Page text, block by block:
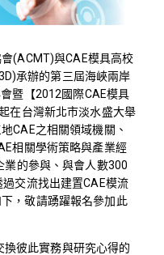
(ACMT)與CAE模具高校
承辦的第三屆海峽兩岸
暨【2012國際CAE模具
在台灣新北市淡水盛大舉
CAE之相關領域機關、
相關學術策略與產業經
的參與、與會人數300
交流找出建置CAE模流
，敬請踴躍報名參加此
彼此實務與研究心得的